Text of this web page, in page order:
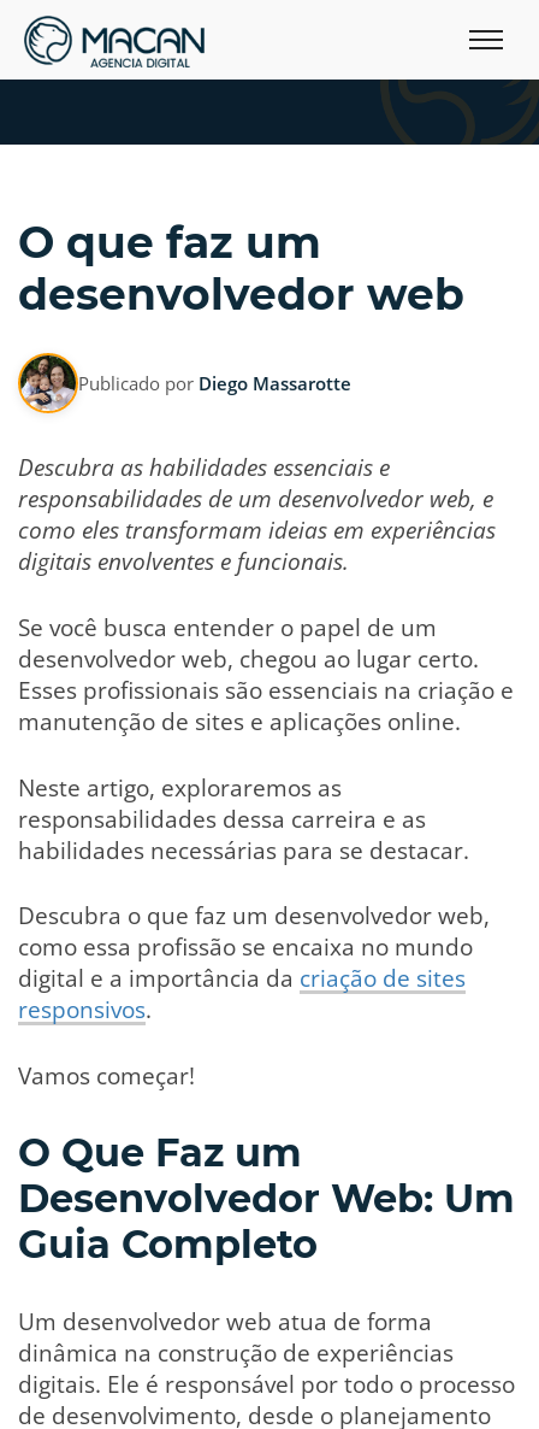
O que faz um
desenvolvedor web
Publicado por Diego Massarotte
Descubra as habilidades essenciais e
responsabilidades de um desenvolvedor web, e
como eles transformam ideias em experiências
digitais envolventes e funcionais.
Se você busca entender o papel de um
desenvolvedor web, chegou ao lugar certo.
Esses profissionais são essenciais na criação e
manutenção de sites e aplicações online.
Neste artigo, exploraremos as
responsabilidades dessa carreira e as
habilidades necessárias para se destacar.
Descubra o que faz um desenvolvedor web,
como essa profissão se encaixa no mundo
digital e a importância da criação de sites
responsivos.
Vamos começar!
O Que Faz um
Desenvolvedor Web: Um
Guia Completo
Um desenvolvedor web atua de forma
dinâmica na construção de experiências
digitais. Ele é responsável por todo o processo
de desenvolvimento, desde o planejamento